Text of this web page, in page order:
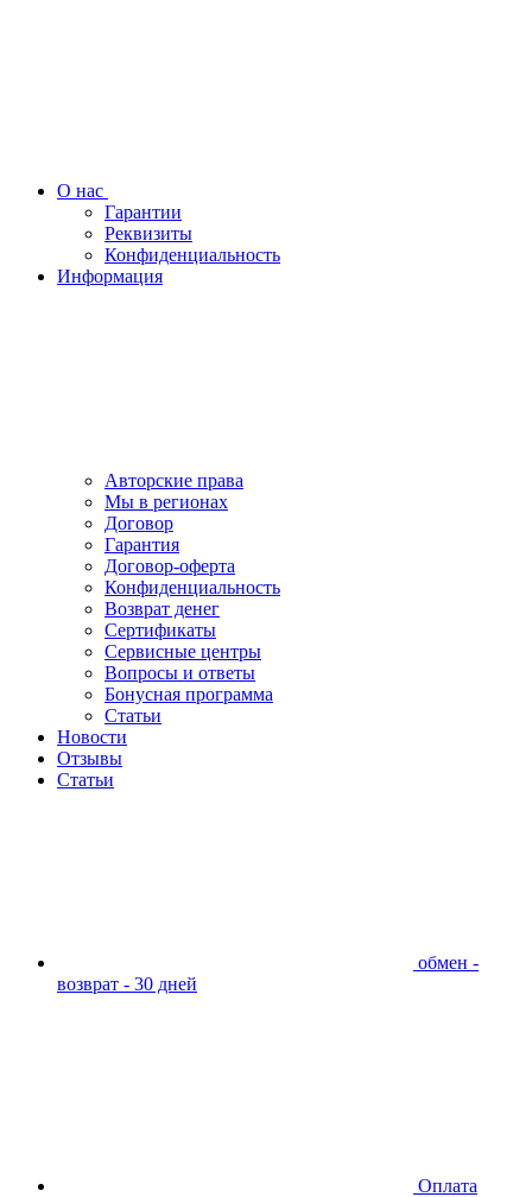
О нас
Гарантии
Реквизиты
Конфиденциальность
Информация
Авторские права
Мы в регионах
Договор
Гарантия
Договор-оферта
Конфиденциальность
Возврат денег
Сертификаты
Сервисные центры
Вопросы и ответы
Бонусная программа
Статьи
Новости
Отзывы
Статьи
обмен -
возврат - 30 дней
Оплата